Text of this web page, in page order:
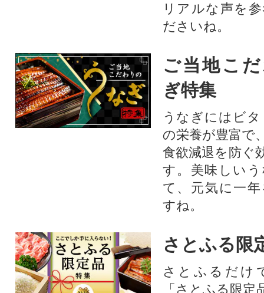
リアルな声を
ださいね。
ご当地こ
ぎ特集
うなぎにはビ
の栄養が豊富で
食欲減退を防ぐ
す。美味しい
て、元気に一
すね。
さとふる限
さとふるだけ
「さとふる限